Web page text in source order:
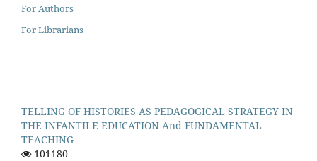
For Authors
For Librarians
TELLING OF HISTORIES AS PEDAGOGICAL STRATEGY IN
THE INFANTILE EDUCATION And FUNDAMENTAL
TEACHING
101180